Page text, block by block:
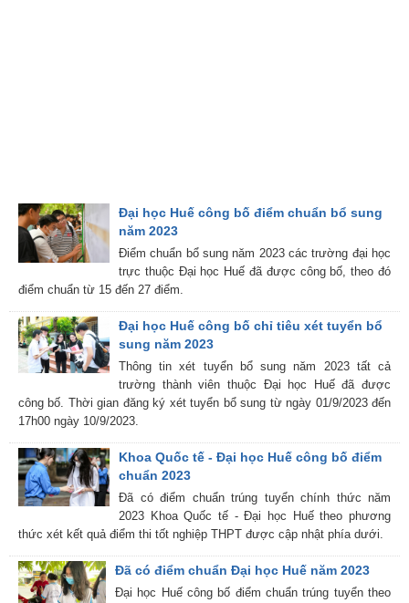
Đại học Huế công bố điểm chuẩn bổ sung
năm 2023
Điểm chuẩn bổ sung năm 2023 các trường đại học
trực thuộc Đại học Huế đã được công bố, theo đó
điểm chuẩn từ 15 đến 27 điểm.
Đại học Huế công bố chỉ tiêu xét tuyển bổ
sung năm 2023
Thông tin xét tuyển bổ sung năm 2023 tất cả
trường thành viên thuộc Đại học Huế đã được
công bố. Thời gian đăng ký xét tuyển bổ sung từ ngày 01/9/2023 đến
17h00 ngày 10/9/2023.
Khoa Quốc tế - Đại học Huế công bố điểm
chuẩn 2023
Đã có điểm chuẩn trúng tuyển chính thức năm
2023 Khoa Quốc tế - Đại học Huế theo phương
thức xét kết quả điểm thi tốt nghiệp THPT được cập nhật phía dưới.
Đã có điểm chuẩn Đại học Huế năm 2023
Đại học Huế công bố điểm chuẩn trúng tuyển theo